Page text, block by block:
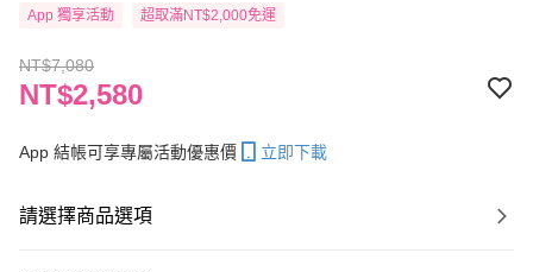
App 獨享活動 超取滿NT$2,000免運
NT$7,080
NT$2,580
App 結帳可享專屬活動優惠價 立即下載
請選擇商品選項